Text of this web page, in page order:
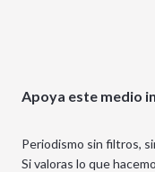
Apoya este medio
Periodismo sin filtros,
Si valoras lo que